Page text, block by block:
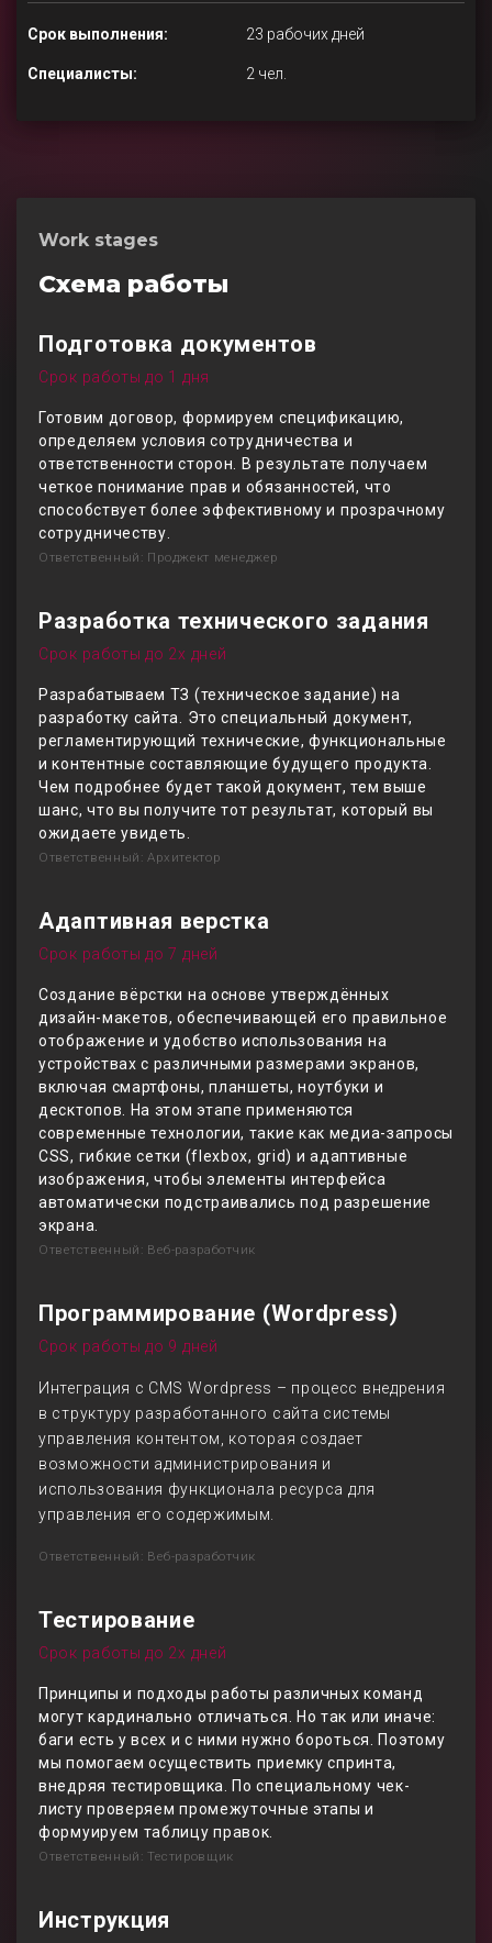
Срок выполнения: 23 рабочих дней
Специалисты: 2 чел.
Work stages
Схема работы
Подготовка документов
Срок работы до 1 дня
Готовим договор, формируем спецификацию,
определяем условия сотрудничества и
ответственности сторон. В результате получаем
четкое понимание прав и обязанностей, что
способствует более эффективному и прозрачному
сотрудничеству.
Ответственный: Проджект менеджер
Разработка технического задания
Срок работы до 2х дней
Разрабатываем ТЗ (техническое задание) на
разработку сайта. Это специальный документ,
регламентирующий технические, функциональные
и контентные составляющие будущего продукта.
Чем подробнее будет такой документ, тем выше
шанс, что вы получите тот результат, который вы
ожидаете увидеть.
Ответственный: Архитектор
Адаптивная верстка
Срок работы до 7 дней
Создание вёрстки на основе утверждённых
дизайн-макетов, обеспечивающей его правильное
отображение и удобство использования на
устройствах с различными размерами экранов,
включая смартфоны, планшеты, ноутбуки и
десктопов. На этом этапе применяются
современные технологии, такие как медиа-запросы
CSS, гибкие сетки (flexbox, grid) и адаптивные
изображения, чтобы элементы интерфейса
автоматически подстраивались под разрешение
экрана.
Ответственный: Веб-разработчик
Программирование (Wordpress)
Срок работы до 9 дней
Интеграция с CMS Wordpress – процесс внедрения
в структуру разработанного сайта системы
управления контентом, которая создает
возможности администрирования и
использования функционала ресурса для
управления его содержимым.
Ответственный: Веб-разработчик
Тестирование
Срок работы до 2х дней
Принципы и подходы работы различных команд
могут кардинально отличаться. Но так или иначе:
баги есть у всех и с ними нужно бороться. Поэтому
мы помогаем осуществить приемку спринта,
внедряя тестировщика. По специальному чек-
листу проверяем промежуточные этапы и
формуируем таблицу правок.
Ответственный: Тестировщик
Инструкция